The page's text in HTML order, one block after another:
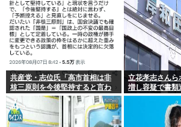
共産党・志位氏「高市首相は非
核三原則を今後堅持すると言わ
ない！」
立花孝志さんら
増し容疑で書類